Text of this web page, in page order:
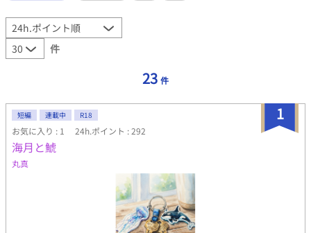
件
23 件
1
短編 連載中 R18
お気に入り : 1 24h.ポイント : 292
海月と鯱
丸真